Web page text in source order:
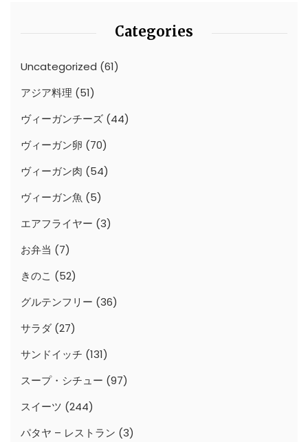
Categories
Uncategorized (61)
アジア料理 (51)
ヴィーガンチーズ (44)
ヴィーガン卵 (70)
ヴィーガン肉 (54)
ヴィーガン魚 (5)
エアフライヤー (3)
お弁当 (7)
きのこ (52)
グルテンフリー (36)
サラダ (27)
サンドイッチ (131)
スープ・シチュー (97)
スイーツ (244)
パタヤ – レストラン (3)